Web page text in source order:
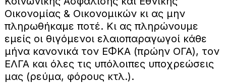
Οικονομίας & Οικονομικών κι ας μην
πληρωθήκαμε ποτέ. Κι ας πληρώνουμε
εμείς οι θιγόμενοι ελαιοπαραγωγοί κάθε
μήνα κανονικά τον ΕΦΚΑ (πρώην ΟΓΑ), τον
ΕΛΓΑ και όλες τις υπόλοιπες υποχρεώσεις
μας (ρεύμα, φόρους κτλ.).